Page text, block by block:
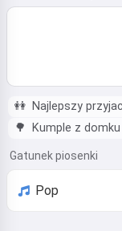
👭 Najlepszy
🌳
Kumple z
Gatunek piosenki